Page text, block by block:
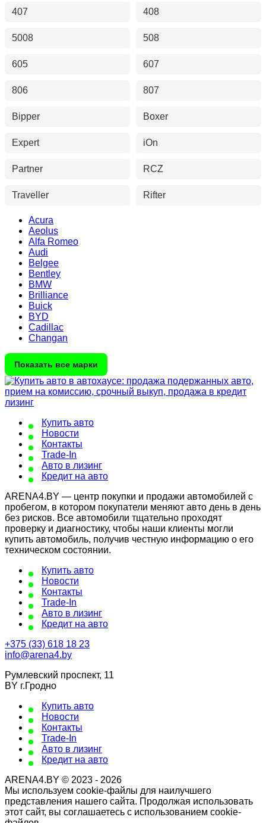
407 408
5008 508
605 607
806 807
Bipper Boxer
Expert iOn
Partner RCZ
Traveller Rifter
Acura
Aeolus
Alfa Romeo
Audi
Belgee
Bentley
BMW
Brilliance
Buick
BYD
Cadillac
Changan
Показать все марки
Купить авто
Новости
Контакты
Trade-In
Авто в лизинг
Кредит на авто
ARENA4.BY — центр покупки и продажи автомобилей с
пробегом, в котором покупатели меняют авто день в день
без рисков. Все автомобили тщательно проходят
проверку и диагностику, чтобы наши клиенты могли
купить автомобиль, получив честную информацию о его
техническом состоянии.
Купить авто
Новости
Контакты
Trade-In
Авто в лизинг
Кредит на авто
+375 (33) 618 18 23
info@arena4.by
Румлевский проспект, 11
BY г.Гродно
Купить авто
Новости
Контакты
Trade-In
Авто в лизинг
Кредит на авто
ARENA4.BY © 2023 - 2026
Мы используем cookie-файлы для наилучшего
представления нашего сайта. Продолжая использовать
этот сайт, вы соглашаетесь с использованием cookie-